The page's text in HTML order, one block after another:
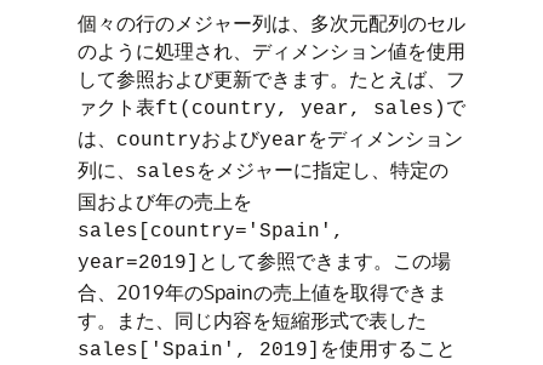
個々の行のメジャー列は、多次元配列のセル
のように処理され、ディメンション値を使用
して参照および更新できます。たとえば、フ
ァクト表ft(country, year, sales) で
は、
countryおよびyearをディメンション
列に、
salesをメジャーに指定し、特定の
国および年の売上を
sales[country='Spain',
year=2019]
として参照できます。この場
合、2019年のSpainの売上値を取得できま
す。また、同じ内容を短縮形式で表した
sales['Spain', 2019]
を使用すること